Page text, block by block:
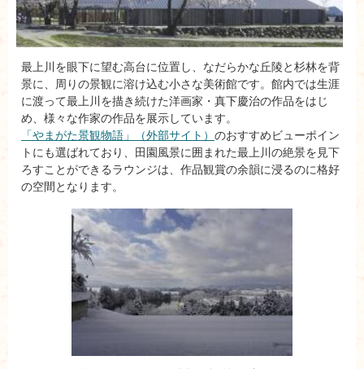
最上川を眼下に望む高台に位置し、なだらかな丘陵と杉林を背
景に、周りの景観に溶け込む小さな美術館です。館内では生涯
に渡って最上川を描き続けた洋画家・真下慶治の作品をはじ
め、様々な作家の作品を展示しています。
「やまがた景観物語」（外部サイト） のおすすめビューポイン
トにも選ばれており、田園風景に囲まれた最上川の絶景を見下
ろすことができるラウンジは、作品観賞の余韻に浸るのに格好
の空間となります。